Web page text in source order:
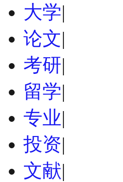
大学|
论文|
考研|
留学|
专业|
投资|
文献|